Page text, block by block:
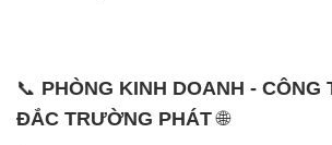
📞 PHÒNG KINH DOANH - CÔNG
ĐẮC TRƯỜNG PHÁT🌐